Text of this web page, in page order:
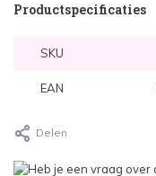
Productspecificaties
SKU
EAN
Delen